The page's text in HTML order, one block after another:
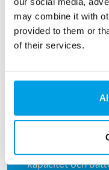
may combine it with
provided to them or
of their services.
Producera
Batterier på
fyllas
kapacitet och